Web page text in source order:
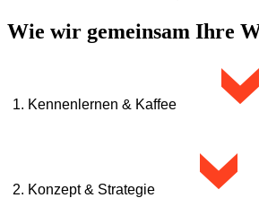
Wie wir gemeinsam Ihre
1. Kennenlernen & Kaffee
Wir lernen Sie und Ihr Unternehmen
selbstverständlich kostenlos und
2. Konzept & Strategie >